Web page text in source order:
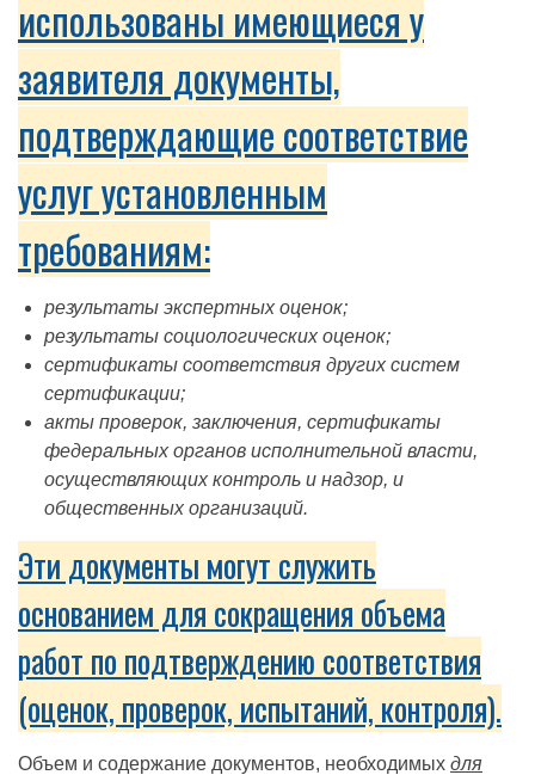
использованы имеющиеся у
заявителя документы,
подтверждающие соответствие
услуг установленным
требованиям:
результаты экспертных оценок;
результаты социологических оценок;
сертификаты соответствия других систем
сертификации;
акты проверок, заключения, сертификаты
федеральных органов исполнительной власти,
осуществляющих контроль и надзор, и
общественных организаций.
Эти документы могут служить
основанием для сокращения объема
работ по подтверждению соответствия
(оценок, проверок, испытаний, контроля).
Объем и содержание документов, необходимых для